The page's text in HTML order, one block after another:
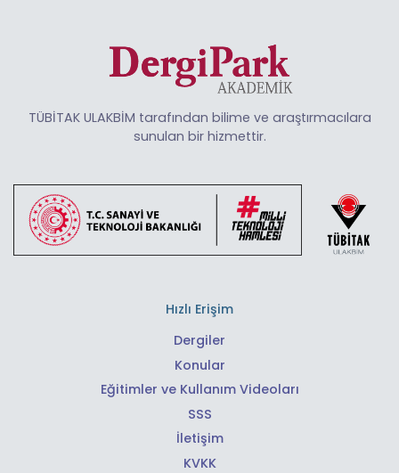
TÜBİTAK ULAKBİM tarafından bilime ve araştırmacılara
sunulan bir hizmettir.
Hızlı Erişim
Dergiler
Konular
Eğitimler ve Kullanım Videoları
SSS
İletişim
KVKK